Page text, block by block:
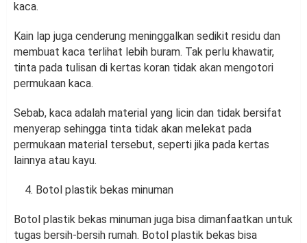
kaca.
Kain lap juga cenderung meninggalkan sedikit residu dan
membuat kaca terlihat lebih buram. Tak perlu khawatir,
tinta pada tulisan di kertas koran tidak akan mengotori
permukaan kaca.
Sebab, kaca adalah material yang licin dan tidak bersifat
menyerap sehingga tinta tidak akan melekat pada
permukaan material tersebut, seperti jika pada kertas
lainnya atau kayu.
Botol plastik bekas minuman
Botol plastik bekas minuman juga bisa dimanfaatkan untuk
tugas bersih-bersih rumah. Botol plastik bekas bisa